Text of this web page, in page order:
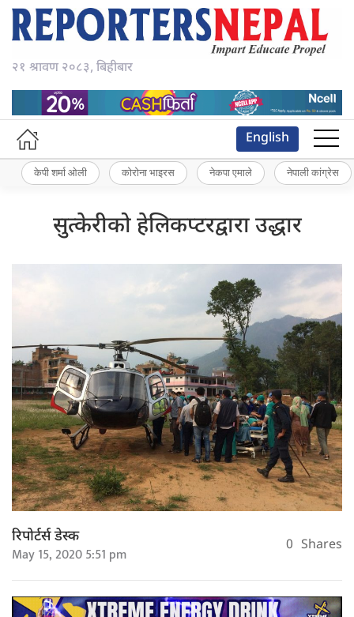
२१ श्रावण २०८३, बिहीबार
English
केपी शर्मा ओली कोरोना भाइरस नेकपा एमाले नेपाली कांग्रेस
सुत्केरीको हेलिकप्टरद्वारा उद्धार
रिपोर्टर्स डेस्क
May 15, 2020 5:51 pm 0 Shares